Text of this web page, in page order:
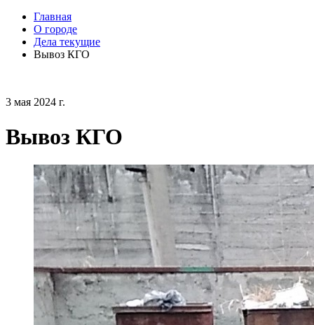
Главная
О городе
Дела текущие
Вывоз КГО
3 мая 2024 г.
Вывоз КГО